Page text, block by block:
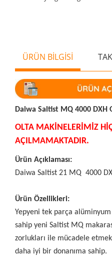
ÜRÜN BİLGİSİ
Daiwa Saltist MQ 4000 DXH
OLTA MAKİNELERİMİZ
AÇILMAMAKTADIR.
Ürün Açıklaması:
Daiwa Saltist 21 MQ 4000
Ürün Özellikleri:
Yepyeni tek parça
sahip yeni Saltist MQ
zorlukları ile mücadele
daha iyi bir donanıma sahip.